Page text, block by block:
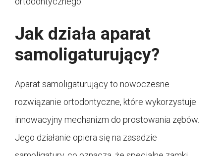
Jak działa aparat
samoligaturujący?
Aparat samoligaturujący to nowoczesne
rozwiązanie ortodontyczne, które wykorzystuje
innowacyjny mechanizm do prostowania zębów.
Jego działanie opiera się na zasadzie